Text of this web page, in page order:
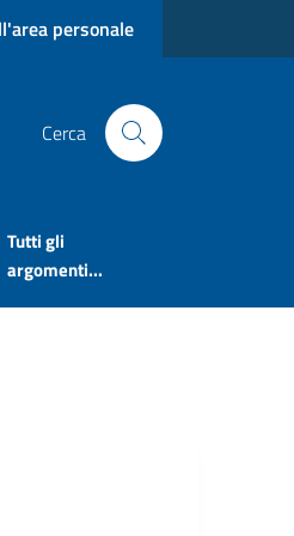
personale
Cerca
Tutti gli
argomenti...